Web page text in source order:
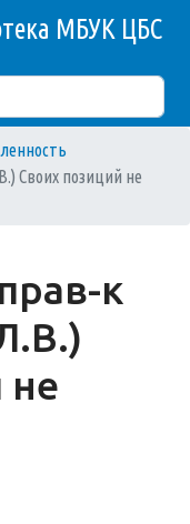
МБУК ЦБС
Своих позиций не
к
не